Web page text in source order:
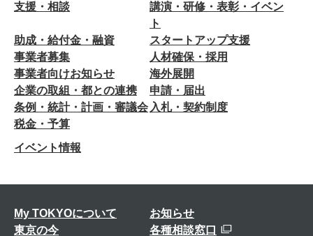
支援・相談
講演・研修・表彰・イベン
ト
助成・給付金・融資
スタートアップ支援
事業者募集
人材確保・採用
事業者向けお知らせ
海外展開
企業の取組・都との連携
申請・届出
条例・統計・計画・審議会 入札・契約制度
税金・予算
イベント情報
My TOKYOについて
お知らせ
東京の今
各種相談窓口